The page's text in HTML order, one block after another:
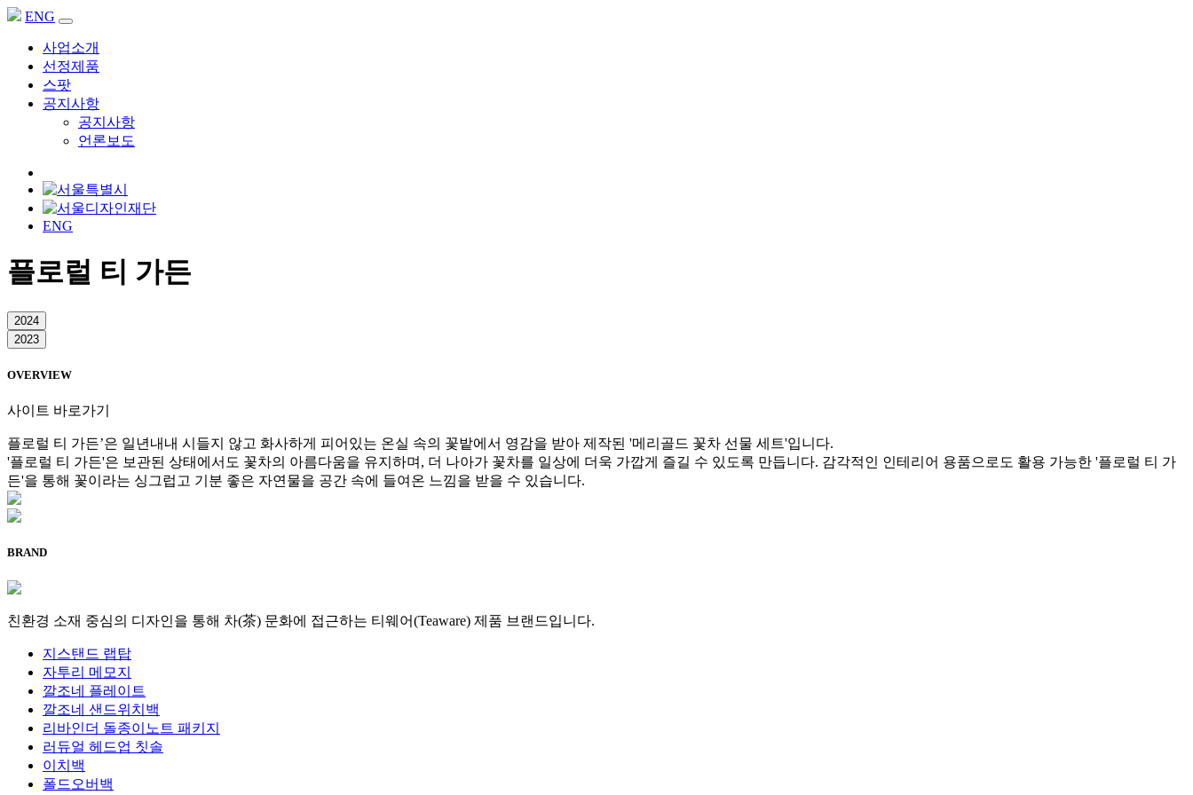
ENG
사업소개
선정제품
스팟
공지사항
공지사항
언론보도
ENG
플로럴 티 가든
2024
2023
OVERVIEW
사이트 바로가기
플로럴 티 가든’은 일년내내 시들지 않고 화사하게 피어있는 온실 속의 꽃밭에서 영감을 받아 제작된 '메리골드 꽃차 선물 세트'입니다.
'플로럴 티 가든'은 보관된 상태에서도 꽃차의 아름다움을 유지하며, 더 나아가 꽃차를 일상에 더욱 가깝게 즐길 수 있도록 만듭니다. 감각적인 인테리어 용품으로도 활용 가능한 '플로럴 티 가
든'을 통해 꽃이라는 싱그럽고 기분 좋은 자연물을 공간 속에 들여온 느낌을 받을 수 있습니다.
BRAND
친환경 소재 중심의 디자인을 통해 차(茶) 문화에 접근하는 티웨어(Teaware) 제품 브랜드입니다.
지스탠드 랩탑
자투리 메모지
깔조네 플레이트
깔조네 샌드위치백
리바인더 돌종이노트 패키지
러듀얼 헤드업 칫솔
이치백
폴드오버백